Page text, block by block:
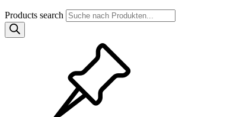
Products search